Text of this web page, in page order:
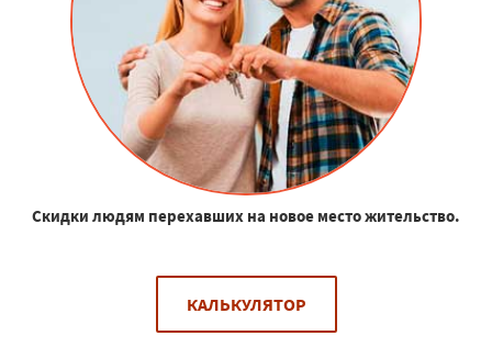
Скидки людям перехавших на новое место жительство.
КАЛЬКУЛЯТОР